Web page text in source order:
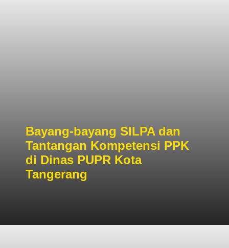
Bayang-bayang SILPA dan
Tantangan Kompetensi PPK
di Dinas PUPR Kota
Tangerang